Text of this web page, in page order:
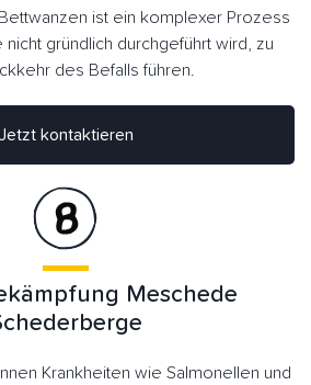
ist ein komplexer Prozess
nicht gründlich durchgeführt wird, zu
des Befalls führen.
Jetzt kontaktieren
Meschede
Krankheiten wie Salmonellen und